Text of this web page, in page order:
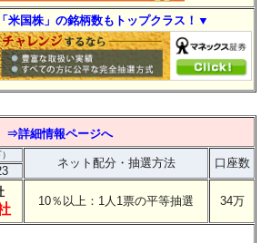
米国株」の銘柄数もトップクラス！▼
⇒詳細情報ページへ
ネット配分・抽選方法 口座数
10％以上：1人1票の平等抽選 34万